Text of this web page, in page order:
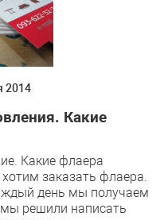
2014
Какие
Какие флаера
заказать флаера.
день мы получаем
решили написать